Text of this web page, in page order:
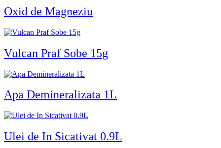
Oxid de Magneziu
Vulcan Praf Sobe 15g
Apa Demineralizata 1L
Ulei de In Sicativat 0.9L